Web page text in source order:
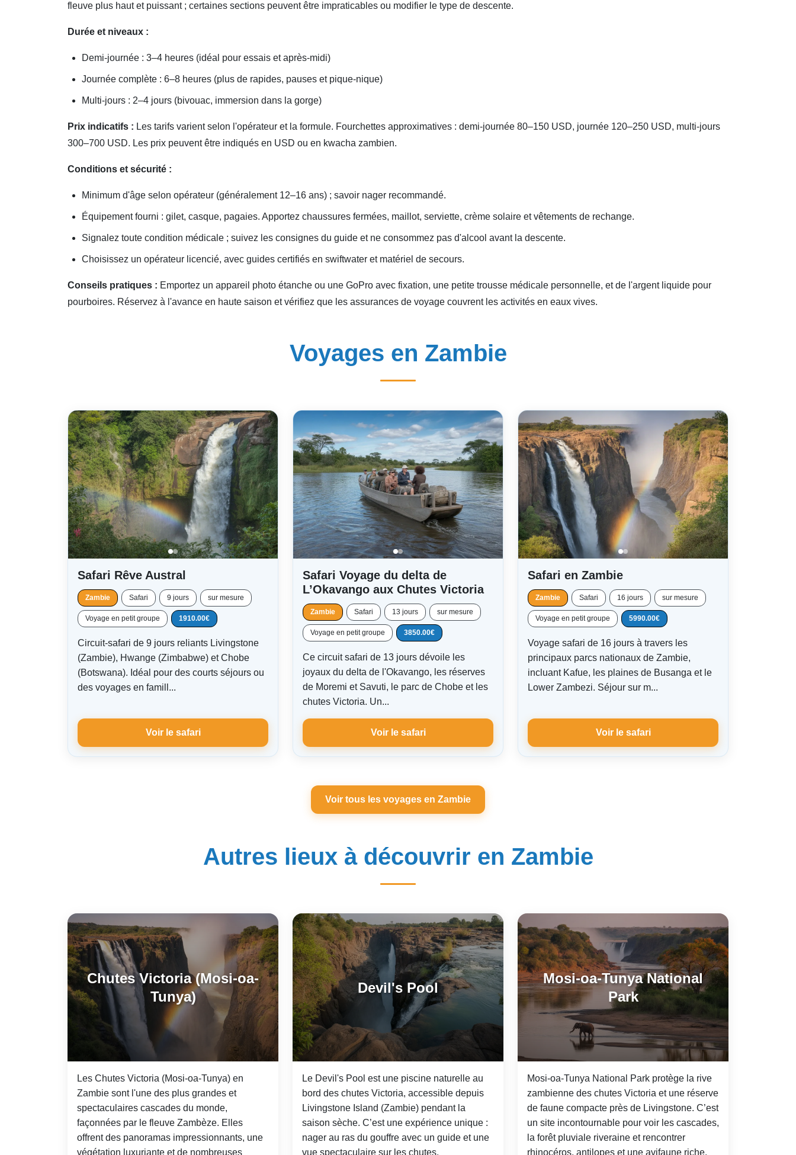
fleuve plus haut et puissant ; certaines sections peuvent être impraticables ou modifier le type de descente.
Durée et niveaux :
Demi‑journée : 3–4 heures (idéal pour essais et après‑midi)
Journée complète : 6–8 heures (plus de rapides, pauses et pique‑nique)
Multi‑jours : 2–4 jours (bivouac, immersion dans la gorge)
Prix indicatifs : Les tarifs varient selon l'opérateur et la formule. Fourchettes approximatives : demi‑journée 80–150 USD, journée 120–250 USD, multi‑jours
300–700 USD. Les prix peuvent être indiqués en USD ou en kwacha zambien.
Conditions et sécurité :
Minimum d'âge selon opérateur (généralement 12–16 ans) ; savoir nager recommandé.
Équipement fourni : gilet, casque, pagaies. Apportez chaussures fermées, maillot, serviette, crème solaire et vêtements de rechange.
Signalez toute condition médicale ; suivez les consignes du guide et ne consommez pas d'alcool avant la descente.
Choisissez un opérateur licencié, avec guides certifiés en swiftwater et matériel de secours.
Conseils pratiques : Emportez un appareil photo étanche ou une GoPro avec fixation, une petite trousse médicale personnelle, et de l'argent liquide pour
pourboires. Réservez à l'avance en haute saison et vérifiez que les assurances de voyage couvrent les activités en eaux vives.
Voyages en Zambie
Safari Rêve Austral
Zambie Safari 9 jours sur mesure
Voyage en petit groupe 1910.00€
Circuit-safari de 9 jours reliants Livingstone
(Zambie), Hwange (Zimbabwe) et Chobe
(Botswana). Idéal pour des courts séjours ou
des voyages en famill...
Voir le safari
Safari Voyage du delta de
L’Okavango aux Chutes Victoria
Zambie Safari 13 jours sur mesure
Voyage en petit groupe 3850.00€
Ce circuit safari de 13 jours dévoile les
joyaux du delta de l'Okavango, les réserves
de Moremi et Savuti, le parc de Chobe et les
chutes Victoria. Un...
Voir le safari
Safari en Zambie
Zambie Safari 16 jours sur mesure
Voyage en petit groupe 5990.00€
Voyage safari de 16 jours à travers les
principaux parcs nationaux de Zambie,
incluant Kafue, les plaines de Busanga et le
Lower Zambezi. Séjour sur m...
Voir le safari
Voir tous les voyages en Zambie
Autres lieux à découvrir en Zambie
Chutes Victoria (Mosi-oa-
Tunya)
Les Chutes Victoria (Mosi-oa-Tunya) en
Zambie sont l'une des plus grandes et
spectaculaires cascades du monde,
façonnées par le fleuve Zambèze. Elles
offrent des panoramas impressionnants, une
végétation luxuriante et de nombreuses
Devil's Pool
Le Devil's Pool est une piscine naturelle au
bord des chutes Victoria, accessible depuis
Livingstone Island (Zambie) pendant la
saison sèche. C’est une expérience unique :
nager au ras du gouffre avec un guide et une
vue spectaculaire sur les chutes.
Mosi-oa-Tunya National
Park
Mosi-oa-Tunya National Park protège la rive
zambienne des chutes Victoria et une réserve
de faune compacte près de Livingstone. C’est
un site incontournable pour voir les cascades,
la forêt pluviale riveraine et rencontrer
rhinocéros, antilopes et une avifaune riche.